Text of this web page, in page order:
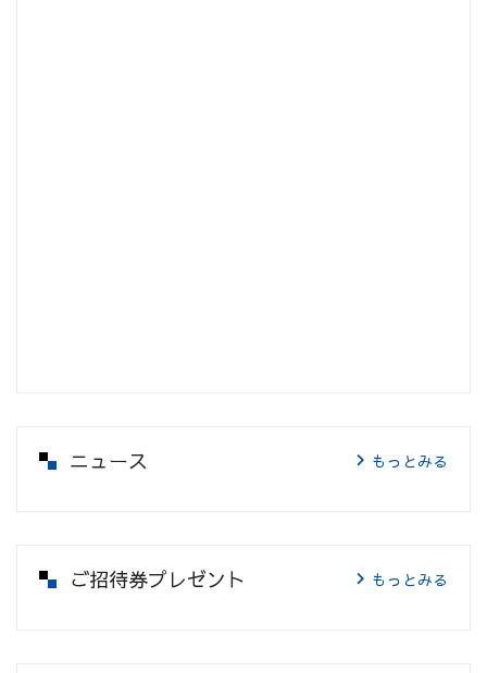
ニュース もっとみる
ご招待券プレゼント もっとみる